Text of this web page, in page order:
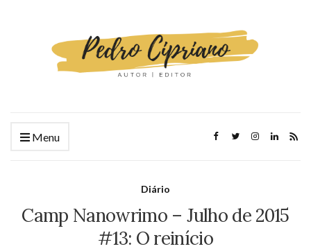
Menu
Diário
Camp Nanowrimo – Julho de 2015
#13: O reinício